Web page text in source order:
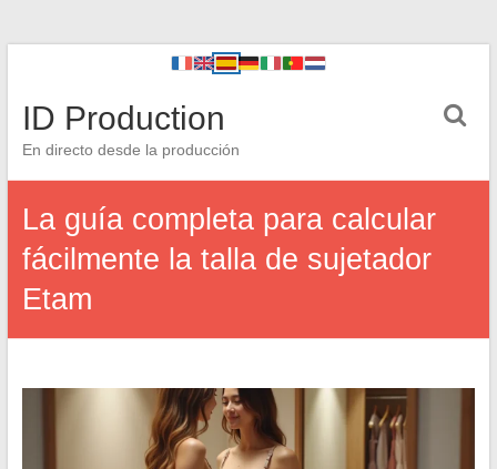
ID Production
En directo desde la producción
La guía completa para calcular
fácilmente la talla de sujetador
Etam